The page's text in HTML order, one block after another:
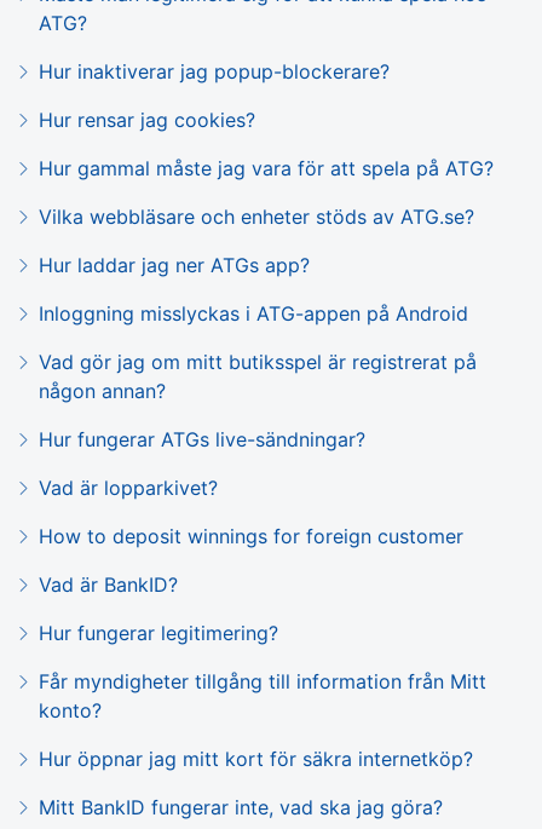
ATG?
Hur inaktiverar jag popup-blockerare?
Hur rensar jag cookies?
Hur gammal måste jag vara för att spela på ATG?
Vilka webbläsare och enheter stöds av ATG.se?
Hur laddar jag ner ATGs app?
Inloggning misslyckas i ATG-appen på Android
Vad gör jag om mitt butiksspel är registrerat på
någon annan?
Hur fungerar ATGs live-sändningar?
Vad är lopparkivet?
How to deposit winnings for foreign customer
Vad är BankID?
Hur fungerar legitimering?
Får myndigheter tillgång till information från Mitt
konto?
Hur öppnar jag mitt kort för säkra internetköp?
Mitt BankID fungerar inte, vad ska jag göra?